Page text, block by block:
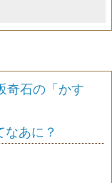
奇石の「かす
あに？